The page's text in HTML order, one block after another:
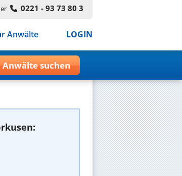
0221 - 93 73 80 3
Anwälte LOGIN